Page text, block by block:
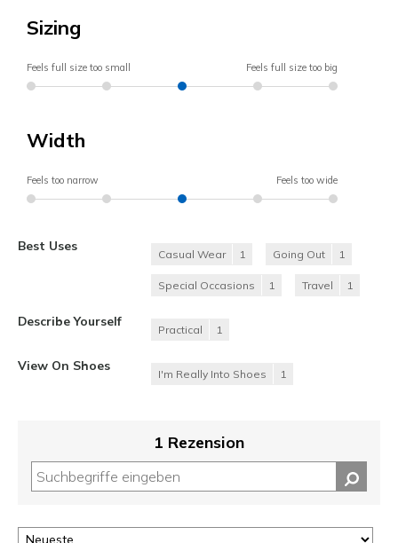
Sizing
Feels full size too small Feels full size too big
Width
Feels too narrow Feels too wide
Best Uses
Casual Wear 1 Going Out 1
Special Occasions 1 Travel 1
Describe Yourself
Practical 1
View On Shoes
I'm Really Into Shoes 1
1 Rezension